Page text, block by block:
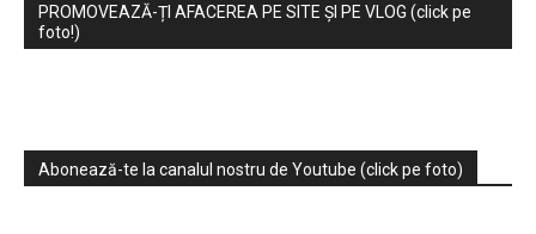
PROMOVEAZĂ-ȚI AFACEREA PE SITE ȘI PE VLOG (click pe
foto!)
Abonează-te la canalul nostru de Youtube (click pe foto)